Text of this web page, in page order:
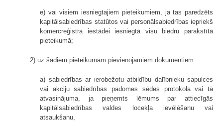
e) vai visiem iesniegtajiem pieteikumiem, ja tas paredzēts
kapitālsabiedrības statūtos vai personālsabiedrības iepriekš
komercreģistra iestādei iesniegtā visu biedru parakstītā
pieteikumā;
2) uz šādiem pieteikumam pievienojamiem dokumentiem:
a) sabiedrības ar ierobežotu atbildību dalībnieku sapulces
vai akciju sabiedrības padomes sēdes protokola vai tā
atvasinājuma, ja pieņemts lēmums par attiecīgās
kapitālsabiedrības valdes locekļa ievēlēšanu vai
atsaukšanu,